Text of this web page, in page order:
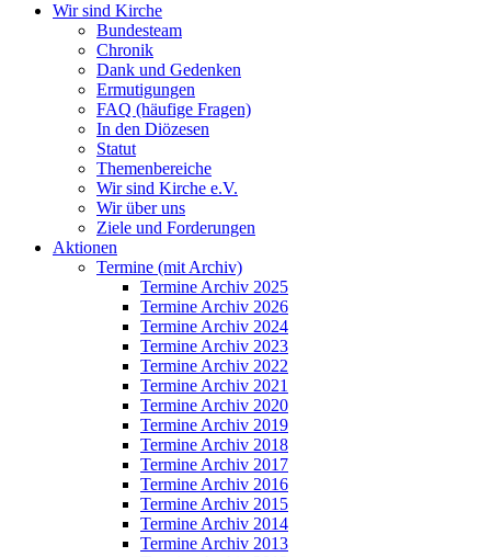
Wir sind Kirche
Bundesteam
Chronik
Dank und Gedenken
Ermutigungen
FAQ (häufige Fragen)
In den Diözesen
Statut
Themenbereiche
Wir sind Kirche e.V.
Wir über uns
Ziele und Forderungen
Aktionen
Termine (mit Archiv)
Termine Archiv 2025
Termine Archiv 2026
Termine Archiv 2024
Termine Archiv 2023
Termine Archiv 2022
Termine Archiv 2021
Termine Archiv 2020
Termine Archiv 2019
Termine Archiv 2018
Termine Archiv 2017
Termine Archiv 2016
Termine Archiv 2015
Termine Archiv 2014
Termine Archiv 2013